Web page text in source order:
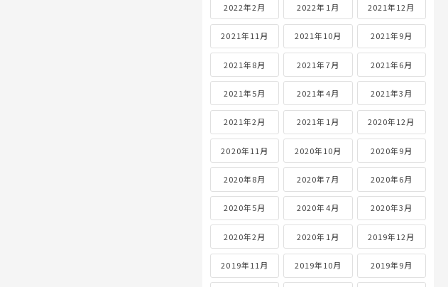
2022年2月 2022年1月 2021年12月
2021年11月 2021年10月 2021年9月
2021年8月 2021年7月 2021年6月
2021年5月 2021年4月 2021年3月
2021年2月 2021年1月 2020年12月
2020年11月 2020年10月 2020年9月
2020年8月 2020年7月 2020年6月
2020年5月 2020年4月 2020年3月
2020年2月 2020年1月 2019年12月
2019年11月 2019年10月 2019年9月